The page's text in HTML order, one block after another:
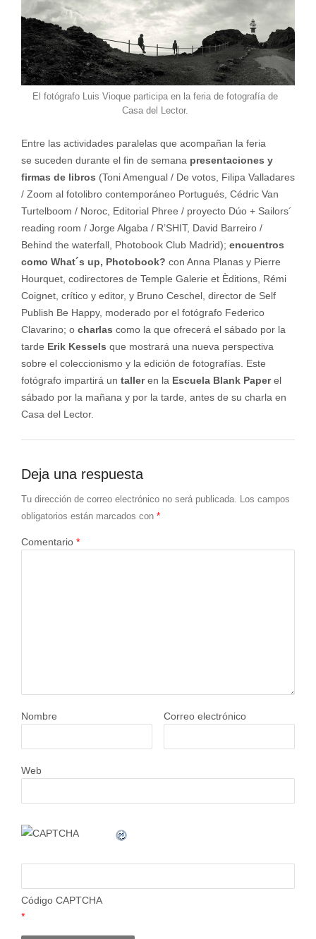
El fotógrafo Luis Vioque participa en la feria de fotografía de
Casa del Lector.
Entre las actividades paralelas que acompañan la feria
se suceden durante el fin de semana presentaciones y
firmas de libros (Toni Amengual / De votos, Filipa Valladares
/ Zoom al fotolibro contemporáneo Portugués, Cédric Van
Turtelboom / Noroc, Editorial Phree / proyecto Dúo + Sailors´
reading room / Jorge Algaba / R’SHIT, David Barreiro /
Behind the waterfall, Photobook Club Madrid); encuentros
como What´s up, Photobook? con Anna Planas y Pierre
Hourquet, codirectores de Temple Galerie et Èditions, Rémi
Coignet, crítico y editor, y Bruno Ceschel, director de Self
Publish Be Happy, moderado por el fotógrafo Federico
Clavarino; ocharlas como la que ofrecerá el sábado por la
tarde Erik Kessels que mostrará una nueva perspectiva
sobre el coleccionismo y la edición de fotografías. Este
fotógrafo impartirá un talleren la Escuela Blank Paperel
sábado por la mañana y por la tarde, antes de su charla en
Casa del Lector.
Deja una respuesta
Tu dirección de correo electrónico no será publicada. Los campos
obligatorios están marcados con *
Comentario *
Nombre Correo electrónico
Web
Código CAPTCHA
*